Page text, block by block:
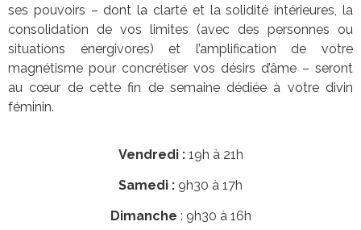
ses pouvoirs – dont la clarté et la solidité intérieures, la
consolidation de vos limites (avec des personnes ou
situations énergivores) et l’amplification de votre
magnétisme pour concrétiser vos désirs d’âme – seront
au cœur de cette fin de semaine dédiée à votre divin
féminin.
Vendredi : 19h à 21h
Samedi : 9h30 à 17h
Dimanche : 9h30 à 16h